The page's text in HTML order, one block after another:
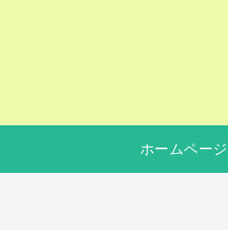
ホームページ